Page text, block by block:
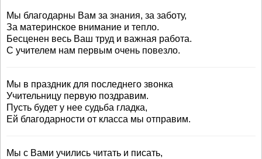
Мы благодарны Вам за знания, за заботу,
За материнское внимание и тепло.
Бесценен весь Ваш труд и важная работа.
С учителем нам первым очень повезло.
Мы в праздник для последнего звонка
Учительницу первую поздравим.
Пусть будет у нее судьба гладка,
Ей благодарности от класса мы отправим.
Мы с Вами учились читать и писать,